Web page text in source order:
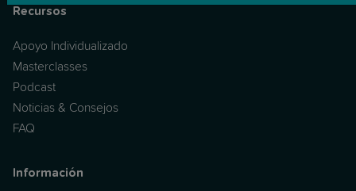
Recursos
Apoyo Individualizado
Masterclasses
Podcast
Noticias & Consejos
FAQ
Información